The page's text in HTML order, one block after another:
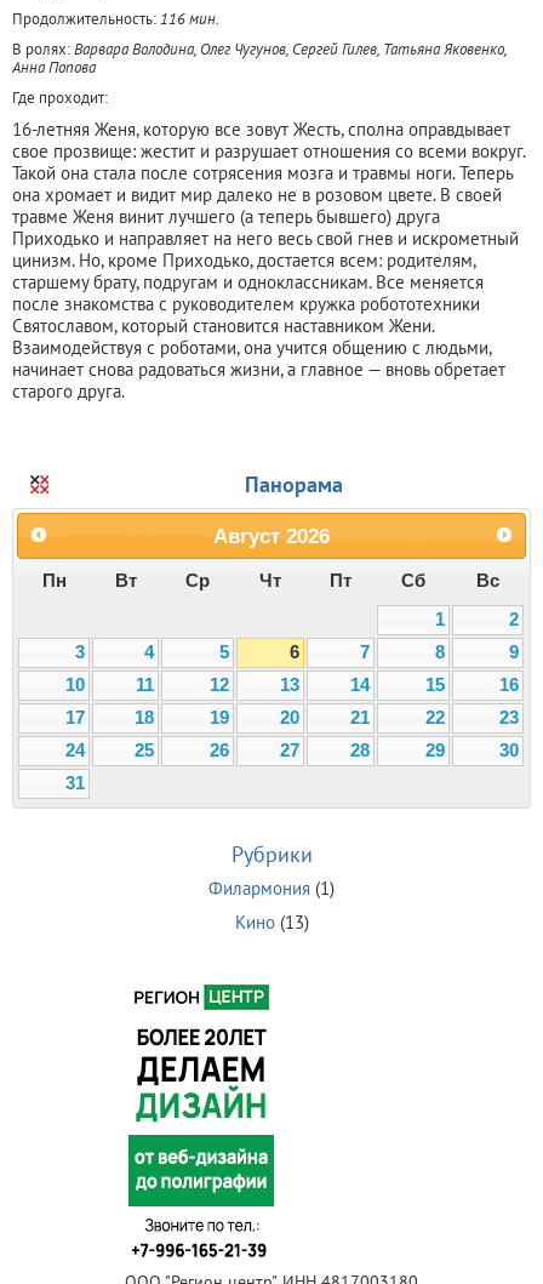
Продолжительность: 116 мин.
В ролях:Варвара Володина, Олег Чугунов, Сергей Гилев, Татьяна Яковенко,
Анна Попова
Где проходит:
16-летняя Женя, которую все зовут Жесть, сполна оправдывает
свое прозвище: жестит и разрушает отношения со всеми вокруг.
Такой она стала после сотрясения мозга и травмы ноги. Теперь
она хромает и видит мир далеко не в розовом цвете. В своей
травме Женя винит лучшего (а теперь бывшего) друга
Приходько и направляет на него весь свой гнев и искрометный
цинизм. Но, кроме Приходько, достается всем: родителям,
старшему брату, подругам и одноклассникам. Все меняется
после знакомства с руководителем кружка робототехники
Святославом, который становится наставником Жени.
Взаимодействуя с роботами, она учится общению с людьми,
начинает снова радоваться жизни, а главное — вновь обретает
старого друга.
Панорама
Август 2026
Пн Вт Ср Чт Пт Сб
Вс
1
2
3
4 5 6 7 8
9
10
11 12 13 14 15
16
17
18 19 20 21 22
23
24
25 26 27 28 29
30
31
Рубрики
Филармония (1)
Кино(13)